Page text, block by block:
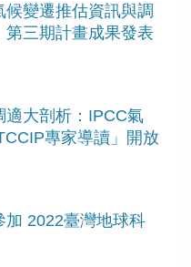
變遷推估資訊與調
三期計畫成果發表
適大剖析：IPCC氣
專家導讀」開放
加 2022臺灣地球科